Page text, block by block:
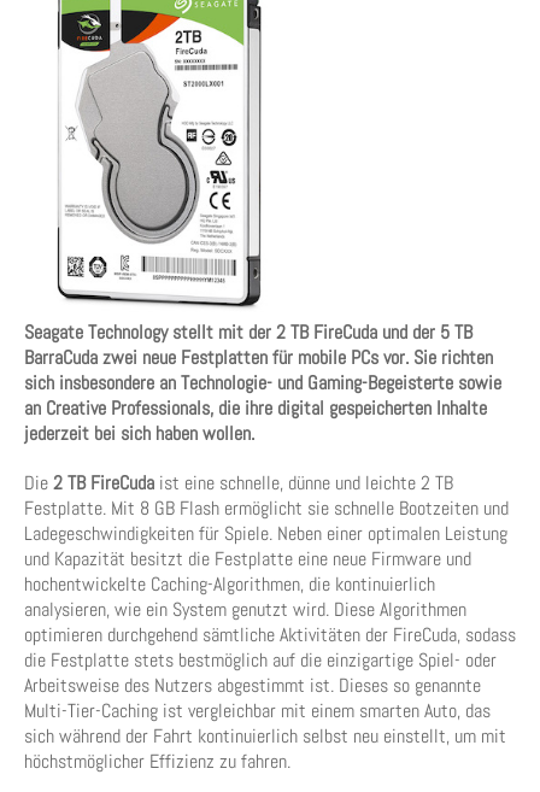
Seagate Technology stellt mit der 2 TB FireCuda und der 5 TB
BarraCuda zwei neue Festplatten für mobile PCs vor. Sie richten
sich insbesondere an Technologie- und Gaming-Begeisterte sowie
an Creative Professionals, die ihre digital gespeicherten Inhalte
jederzeit bei sich haben wollen.
Die2 TB FireCuda ist eine schnelle, dünne und leichte 2 TB
Festplatte. Mit 8 GB Flash ermöglicht sie schnelle Bootzeiten und
Ladegeschwindigkeiten für Spiele. Neben einer optimalen Leistung
und Kapazität besitzt die Festplatte eine neue Firmware und
hochentwickelte Caching-Algorithmen, die kontinuierlich
analysieren, wie ein System genutzt wird. Diese Algorithmen
optimieren durchgehend sämtliche Aktivitäten der FireCuda, sodass
die Festplatte stets bestmöglich auf die einzigartige Spiel- oder
Arbeitsweise des Nutzers abgestimmt ist. Dieses so genannte
Multi-Tier-Caching ist vergleichbar mit einem smarten Auto, das
sich während der Fahrt kontinuierlich selbst neu einstellt, um mit
höchstmöglicher Effizienz zu fahren.